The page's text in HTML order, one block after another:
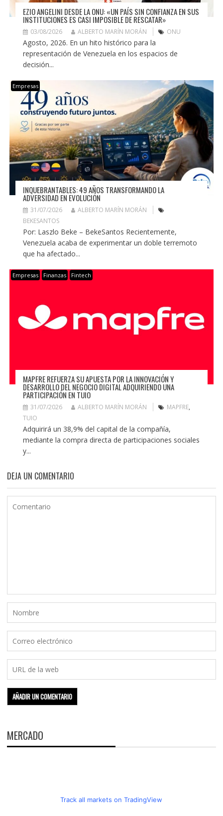
EZIO ANGELINI DESDE LA ONU: «UN PAÍS SIN CONFIANZA EN SUS
INSTITUCIONES ES CASI IMPOSIBLE DE RESCATAR»
03/08/2026 ALBERTO MARÍN MORÁN ONU
Agosto, 2026. En un hito histórico para la
representación de Venezuela en los espacios de
decisión...
Empresas
INQUEBRANTABLES: 49 AÑOS TRANSFORMANDO LA
ADVERSIDAD EN EVOLUCIÓN
31/07/2026
ALBERTO MARÍN MORÁN
BEKESANTOS
Por: Laszlo Beke – BekeSantos Recientemente,
Venezuela acaba de experimentar un doble terremoto
que ha afectado...
Empresas Finanzas Fintech
MAPFRE REFUERZA SU APUESTA POR LA INNOVACIÓN Y
DESARROLLO DEL NEGOCIO DIGITAL ADQUIRIENDO UNA
PARTICIPACIÓN EN TUIO
31/07/2026 ALBERTO MARÍN MORÁN MAPFRE,
TUIO
Adquirirá un 38,9% del capital de la compañía,
mediante la compra directa de participaciones sociales
y...
DEJA UN COMENTARIO
MERCADO
Track all markets on TradingView